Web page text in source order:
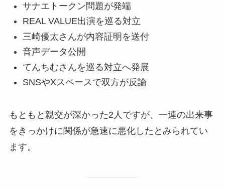
サナエトークン問題が発端
REAL VALUE出演を巡る対立
三崎優太さんが内容証明を送付
音声データ公開
てんちむさんを巡る対立へ発展
SNSやXスペースで双方が反論
もともと親交が深かった2人ですが、一連の出来事
をきっかけに関係が急速に悪化したとみられてい
ます。